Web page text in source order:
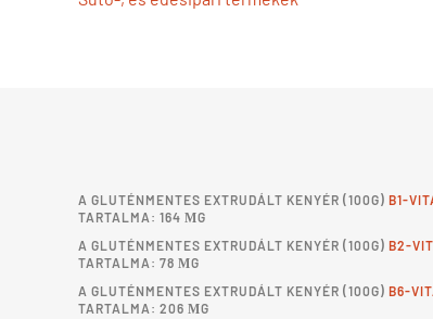
A GLUTÉNMENTES EXTRUDÁLT KENYÉR (100G) B1-
TARTALMA: 164 ΜG
A GLUTÉNMENTES EXTRUDÁLT KENYÉR (100G) B2-
TARTALMA: 78 ΜG
A GLUTÉNMENTES EXTRUDÁLT KENYÉR (100G) B6-
TARTALMA: 206 ΜG